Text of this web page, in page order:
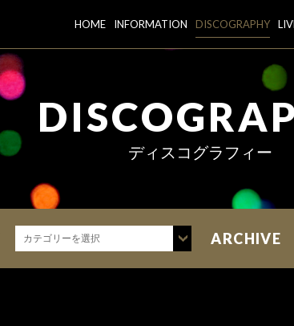
HOME INFORMATION DISCOGRAPHY
ディスコグラフィー
カテゴリーを選択 ARCHIVE